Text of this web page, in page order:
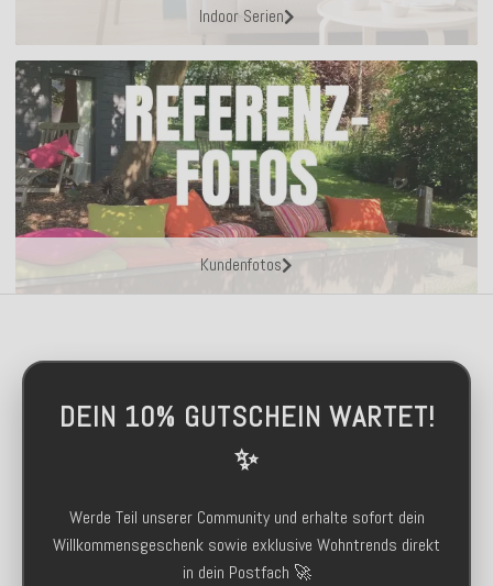
Indoor Serien
Kundenfotos
DEIN 10% GUTSCHEIN WARTET!
✨
Werde Teil unserer Community und erhalte sofort dein
Willkommensgeschenk sowie exklusive Wohntrends direkt
in dein Postfach 🚀